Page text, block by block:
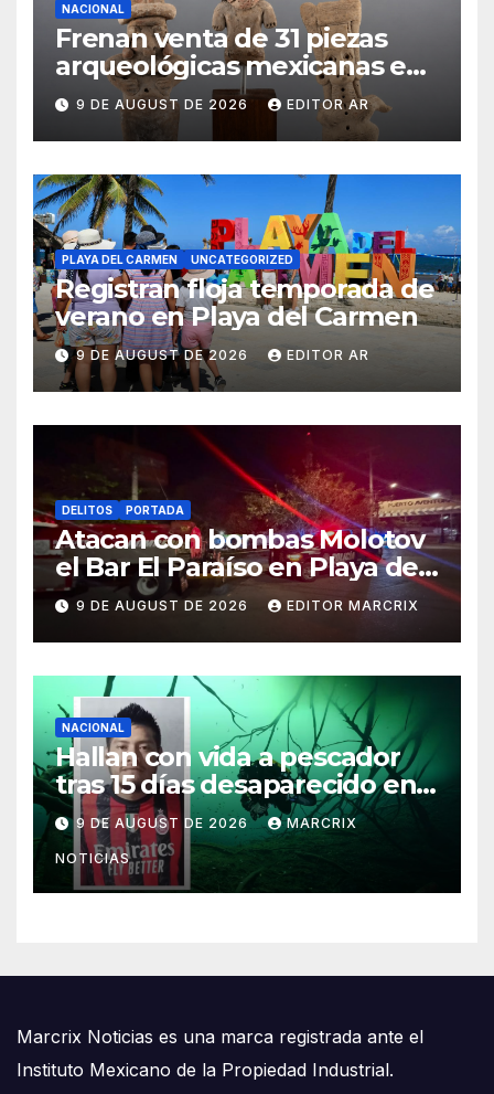
NACIONAL
Frenan venta de 31 piezas
arqueológicas mexicanas en
Estados Unidos
9 DE AUGUST DE 2026 EDITOR AR
PLAYA DEL CARMEN UNCATEGORIZED
Registran floja temporada de
verano en Playa del Carmen
9 DE AUGUST DE 2026 EDITOR AR
DELITOS PORTADA
Atacan con bombas Molotov
el Bar El Paraíso en Playa del
Carmen
9 DE AUGUST DE 2026 EDITOR MARCRIX
NACIONAL
Hallan con vida a pescador
tras 15 días desaparecido en
un cenote de Veracruz
9 DE AUGUST DE 2026 MARCRIX
NOTICIAS
Marcrix Noticias es una marca registrada ante el
Instituto Mexicano de la Propiedad Industrial.